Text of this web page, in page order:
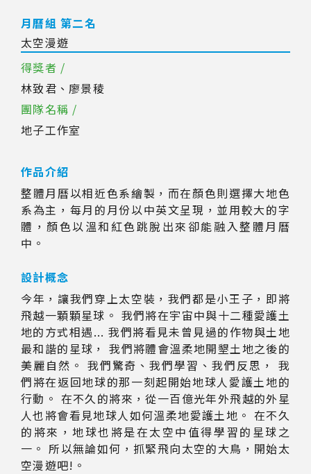
月曆組 第二名
太空漫遊
得獎者 /
林致君、廖景稜
團隊名稱 /
地子工作室
作品介紹
整體月曆以相近色系繪製，而在顏色則選擇大地色
系為主，每月的月份以中英文呈現，並用較大的字
體，顏色以溫和紅色跳脫出來卻能融入整體月曆
中。
設計概念
今年，讓我們穿上太空裝，我們都是小王子，即將
飛越一顆顆星球。 我們將在宇宙中與十二種愛護土
地的方式相遇... 我們將看見未曾見過的作物與土地
最和諧的星球， 我們將體會溫柔地開墾土地之後的
美麗自然。 我們驚奇、我們學習、我們反思， 我
們將在返回地球的那一刻起開始地球人愛護土地的
行動。 在不久的將來，從一百億光年外飛越的外星
人也將會看見地球人如何溫柔地愛護土地。 在不久
的將來，地球也將是在太空中值得學習的星球之
一。 所以無論如何，抓緊飛向太空的大鳥，開始太
空漫遊吧!。